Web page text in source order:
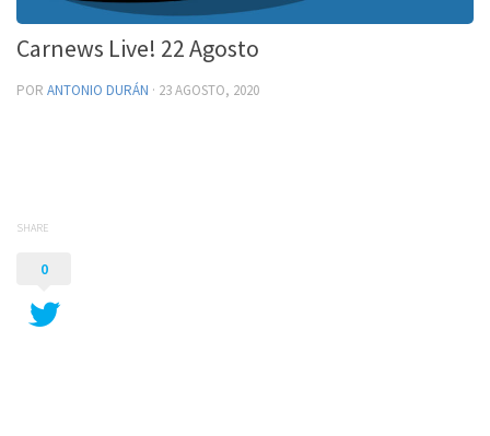
Carnews Live! 22 Agosto
POR ANTONIO DURÁN · 23 AGOSTO, 2020
SHARE
0